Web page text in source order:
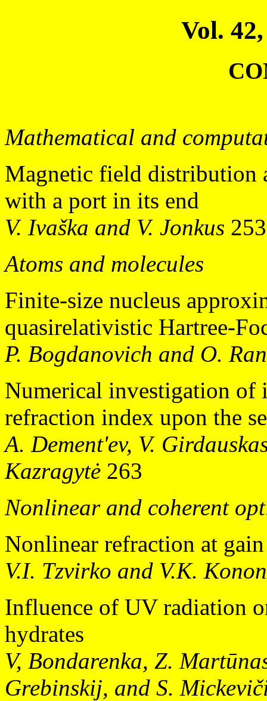
Vol.
Mathematical and
Magnetic field distribution
with a port in its end
V. Ivaška and V. Jonkus 253
Atoms and molecules
Finite-size nucleus
quasirelativistic Hartree-
P. Bogdanovich and O.
Numerical investigation of
refraction index upon the
A. Dement'ev, V.
Kazragytė 263
Nonlinear and coherent
Nonlinear refraction at
V.I. Tzvirko and V.K.
Influence of UV radiation
hydrates
V, Bondarenka, Z.
Grebinskij, and S.